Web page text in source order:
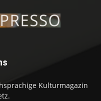
Kulturmagazin